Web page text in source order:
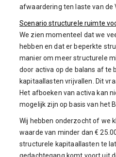
afwaardering ten laste van de
Scenario structurele ruimte
We zien momenteel dat we
hebben en dat er beperkte
manier om meer structurele
door activa op de balans af te
kapitaallasten vrijvallen. Dit
Het afboeken van activa kan
mogelijk zijn op basis van het
Wij hebben onderzocht of we
waarde van minder dan €
structurele kapitaallasten te